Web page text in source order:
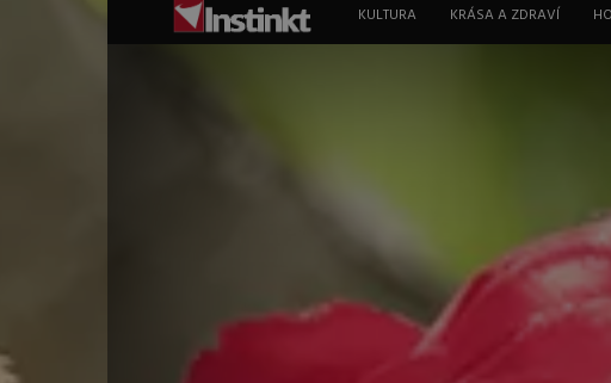
Instinkt
KULTURA KRÁSA A ZDRAVÍ